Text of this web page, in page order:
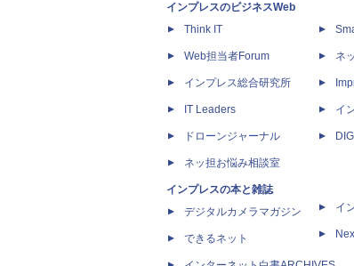
インプレスのビジネスWeb
Think IT
Web担当者Forum
インプレス総合研究所
IT Leaders
ドローンジャーナル
ネッ担お悩み相談室
インプレスの本と雑誌
デジタルカメラマガジン
できるネット
ネ
イ
イ